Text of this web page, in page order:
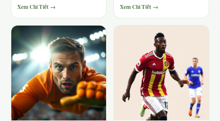
Xem Chi Tiết → Xem Chi Tiết →